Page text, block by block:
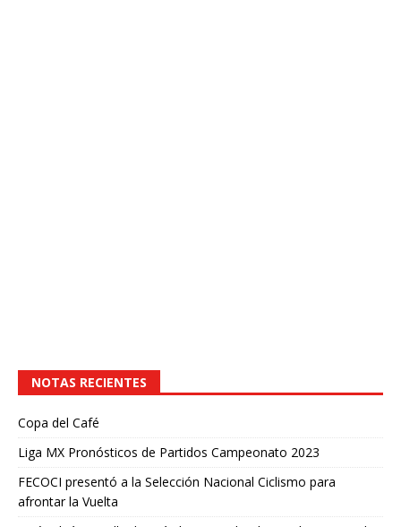
NOTAS RECIENTES
Copa del Café
Liga MX Pronósticos de Partidos Campeonato 2023
FECOCI presentó a la Selección Nacional Ciclismo para
afrontar la Vuelta